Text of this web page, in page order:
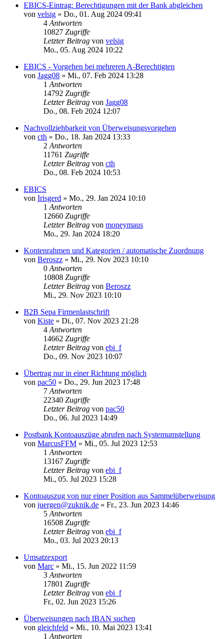
EBICS-Eintrag: Berechtigungen mit der Bank abgleichen
von velsig » Do., 01. Aug 2024 09:41
4 Antworten
10827 Zugriffe
Letzter Beitrag von velsig
Mo., 05. Aug 2024 10:22
EBICS - Vorgehen bei mehreren A-Berechtigten
von Jagg08 » Mi., 07. Feb 2024 13:28
1 Antworten
14792 Zugriffe
Letzter Beitrag von Jagg08
Do., 08. Feb 2024 12:07
Nachvollziehbarkeit von Überweisungsvorgehen
von cth » Do., 18. Jan 2024 13:33
2 Antworten
11761 Zugriffe
Letzter Beitrag von cth
Do., 08. Feb 2024 10:53
EBICS
von Irisgerd » Mo., 29. Jan 2024 10:10
1 Antworten
12660 Zugriffe
Letzter Beitrag von moneymaus
Mo., 29. Jan 2024 18:20
Kontenrahmen und Kategorien / automatische Zuordnung
von Beroszz » Mi., 29. Nov 2023 10:10
0 Antworten
10808 Zugriffe
Letzter Beitrag von Beroszz
Mi., 29. Nov 2023 10:10
B2B Sepa Firmenlastschrift
von Kiste » Di., 07. Nov 2023 21:28
4 Antworten
14662 Zugriffe
Letzter Beitrag von ebi_f
Do., 09. Nov 2023 10:07
Übertrag nur in einer Richtung möglich
von pac50 » Do., 29. Jun 2023 17:48
7 Antworten
22340 Zugriffe
Letzter Beitrag von pac50
Do., 06. Jul 2023 14:49
Postbank Kontoauszüge abrufen nach Systemumstellung
von MarcusFFM » Mi., 05. Jul 2023 12:53
1 Antworten
13167 Zugriffe
Letzter Beitrag von ebi_f
Mi., 05. Jul 2023 15:28
Kontoauszug von nur einer Position aus Sammelüberweisung
von juergen@zuknik.de » Fr., 23. Jun 2023 14:46
5 Antworten
16508 Zugriffe
Letzter Beitrag von ebi_f
Mo., 03. Jul 2023 20:13
Umsatzexport
von Marc » Mi., 15. Jun 2022 11:59
3 Antworten
17801 Zugriffe
Letzter Beitrag von ebi_f
Fr., 02. Jun 2023 15:26
Überweisungen nach IBAN suchen
von gleichfeld » Mi., 10. Mai 2023 13:41
1 Antworten